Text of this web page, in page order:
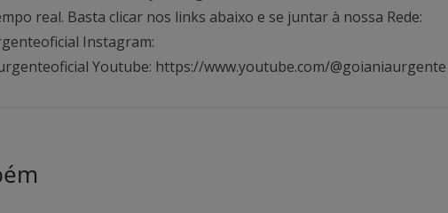
real. Basta clicar nos links abaixo e se juntar à nossa Rede:
Instagram:
Youtube: https://www.youtube.com/@goianiaurgente